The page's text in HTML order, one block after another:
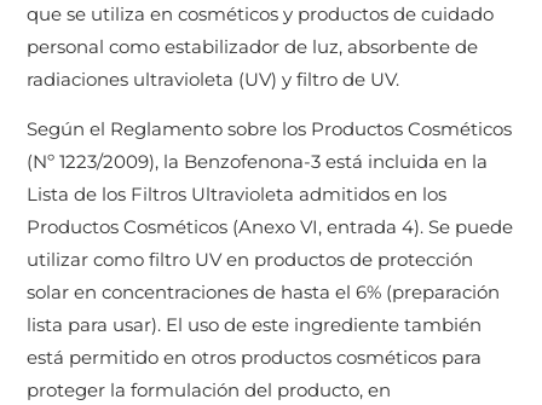
que se utiliza en cosméticos y productos de cuidado
personal como estabilizador de luz, absorbente de
radiaciones ultravioleta (UV) y filtro de UV.
Según el Reglamento sobre los Productos Cosméticos
(Nº 1223/2009), la Benzofenona-3 está incluida en la
Lista de los Filtros Ultravioleta admitidos en los
Productos Cosméticos (Anexo VI, entrada 4). Se puede
utilizar como filtro UV en productos de protección
solar en concentraciones de hasta el 6% (preparación
lista para usar). El uso de este ingrediente también
está permitido en otros productos cosméticos para
proteger la formulación del producto, en